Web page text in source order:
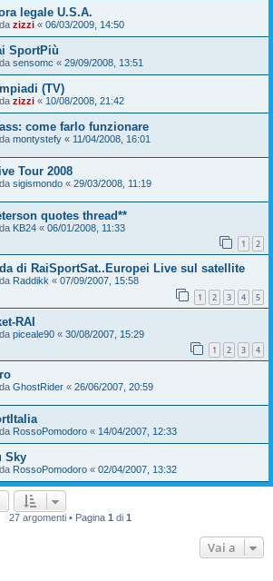
legale U.S.A.
zizzi « 06/03/2009, 14:50
SportPiù
sensomc « 29/09/2008, 13:51
(TV)
zizzi « 10/08/2008, 21:42
come farlo funzionare
montystefy « 11/04/2008, 16:01
Tour 2008
sigismondo « 29/03/2008, 11:19
quotes thread**
KB24 « 06/01/2008, 11:33
1 2
di RaiSportSat..Europei Live sul satellite
Raddikk « 07/09/2007, 15:58
1 2 3 4 5
RAI
piceale90 « 30/08/2007, 15:29
1 2 3 4
GhostRider « 26/06/2007, 20:59
RossoPomodoro « 14/04/2007, 12:33
Sky
RossoPomodoro « 02/04/2007, 13:32
27 argomenti • Pagina 1di 1
Vai a